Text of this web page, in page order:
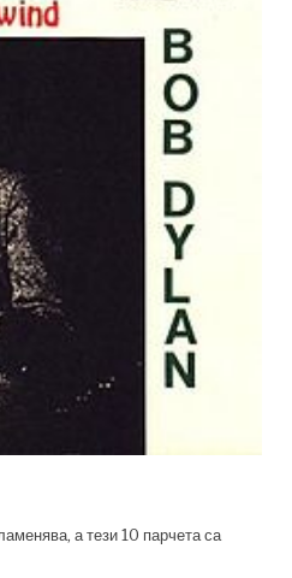
а тези 10 парчета са